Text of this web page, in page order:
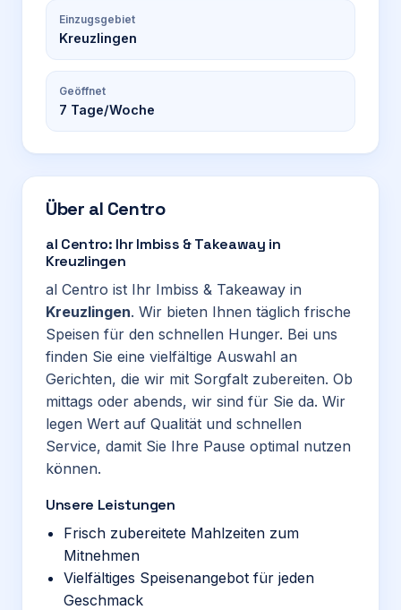
Einzugsgebiet
Kreuzlingen
Geöffnet
7 Tage/Woche
Über al Centro
al Centro: Ihr Imbiss & Takeaway in
Kreuzlingen
al Centro ist Ihr Imbiss & Takeaway in
Kreuzlingen. Wir bieten Ihnen täglich frische
Speisen für den schnellen Hunger. Bei uns
finden Sie eine vielfältige Auswahl an
Gerichten, die wir mit Sorgfalt zubereiten. Ob
mittags oder abends, wir sind für Sie da. Wir
legen Wert auf Qualität und schnellen
Service, damit Sie Ihre Pause optimal nutzen
können.
Unsere Leistungen
Frisch zubereitete Mahlzeiten zum
Mitnehmen
Vielfältiges Speisenangebot für jeden
Geschmack